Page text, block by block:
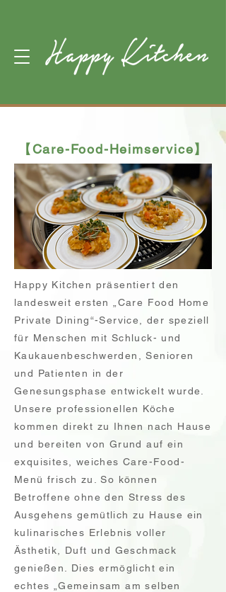
【Care-Food-Heimservice】
Happy Kitchen präsentiert den
landesweit ersten „Care Food Home
Private Dining“-Service, der speziell
für Menschen mit Schluck- und
Kaukauenbeschwerden, Senioren
und Patienten in der
Genesungsphase entwickelt wurde.
Unsere professionellen Köche
kommen direkt zu Ihnen nach Hause
und bereiten von Grund auf ein
exquisites, weiches Care-Food-
Menü frisch zu. So können
Betroffene ohne den Stress des
Ausgehens gemütlich zu Hause ein
kulinarisches Erlebnis voller
Ästhetik, Duft und Geschmack
genießen. Dies ermöglicht ein
echtes „Gemeinsam am selben